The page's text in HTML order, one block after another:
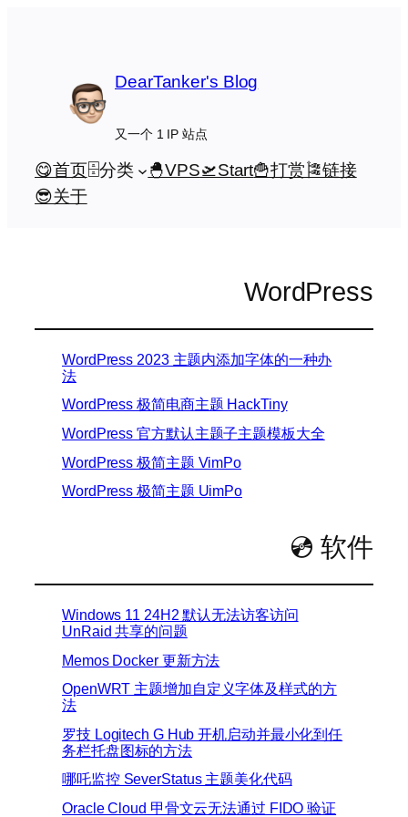
DearTanker's Blog
又一个 1 IP 站点
😋首页🗄️分类 🐣VPS🛫Start🍟打赏 🎏链接
😎关于
WordPress
WordPress 2023 主题内添加字体的一种办
法
WordPress 极简电商主题 HackTiny
WordPress 官方默认主题子主题模板大全
WordPress 极简主题 VimPo
WordPress 极简主题 UimPo
💿 软件
Windows 11 24H2 默认无法访客访问
UnRaid 共享的问题
Memos Docker 更新方法
OpenWRT 主题增加自定义字体及样式的方
法
罗技 Logitech G Hub 开机启动并最小化到任
务栏托盘图标的方法
哪吒监控 SeverStatus 主题美化代码
Oracle Cloud 甲骨文云无法通过 FIDO 验证